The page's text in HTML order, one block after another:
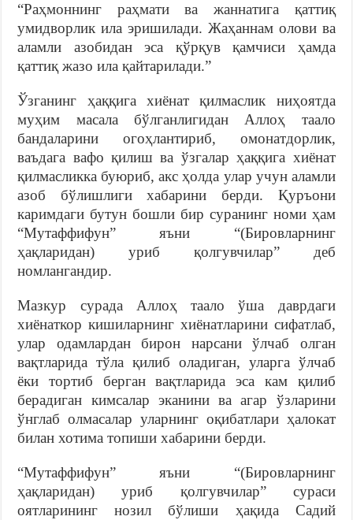
“Раҳмоннинг раҳмати ва жаннатига қаттиқ
умидворлик ила эришилади. Жаҳаннам олови ва
аламли азобидан эса қўрқув қамчиси ҳамда
қаттиқ жазо ила қайтарилади.”
Ўзганинг ҳаққига хиёнат қилмаслик ниҳоятда
муҳим масала бўлганлигидан Аллоҳ таало
бандаларини огоҳлантириб, омонатдорлик,
ваъдага вафо қилиш ва ўзгалар ҳаққига хиёнат
қилмасликка буюриб, акс ҳолда улар учун аламли
азоб бўлишлиги хабарини берди. Қуръони
каримдаги бутун бошли бир суранинг номи ҳам
“Мутаффифун” яъни “(Бировларнинг
ҳақларидан) уриб қолгувчилар” деб
номлангандир.
Мазкур сурада Аллоҳ таало ўша даврдаги
хиёнаткор кишиларнинг хиёнатларини сифатлаб,
улар одамлардан бирон нарсани ўлчаб олган
вақтларида тўла қилиб оладиган, уларга ўлчаб
ёки тортиб берган вақтларида эса кам қилиб
берадиган кимсалар эканини ва агар ўзларини
ўнглаб олмасалар уларнинг оқибатлари ҳалокат
билан хотима топиши хабарини берди.
“Мутаффифун” яъни “(Бировларнинг
ҳақларидан) уриб қолгувчилар” сураси
оятларининг нозил бўлиши ҳақида Садий